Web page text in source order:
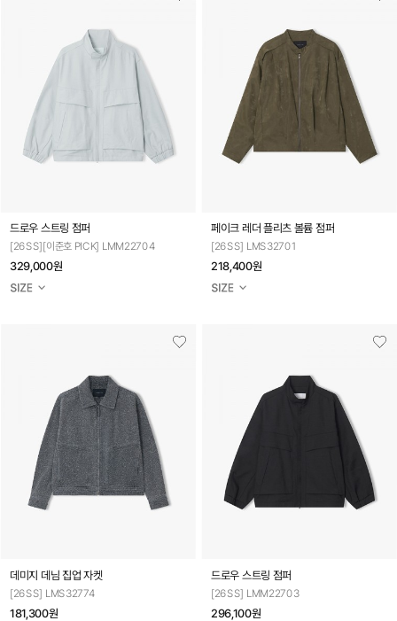
드로우 스트링 점퍼
[26SS][이준호 PICK] LMM22704
329,000원
페이크 레더 플리츠 볼륨 점퍼
[26SS] LMS32701
218,400원
데미지 데님 집업 자켓
[26SS] LMS32774
181,300원
드로우 스트링 점퍼
[26SS] LMM22703
296,100원